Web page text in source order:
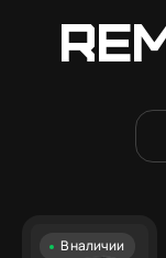
В наличии